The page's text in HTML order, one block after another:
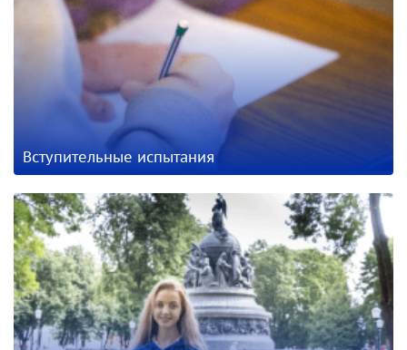
Вступительные испытания